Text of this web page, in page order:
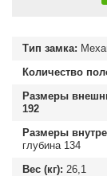
Тип замка:
Количество
Размеры
192
Размеры
глубина 134
Вес (кг): 26,1